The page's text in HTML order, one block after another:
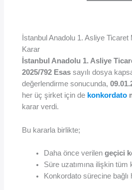
İstanbul Anadolu 1. Asliye Ticaret
Karar
İstanbul Anadolu 1. Asliye
2025/792 Esas sayılı dosya
değerlendirme sonucunda,
her üç şirket için de konkordato
karar verdi.
Bu kararla birlikte;
Daha önce verilengeçici
Süre uzatımına ilişkin tüm
Konkordato sürecine